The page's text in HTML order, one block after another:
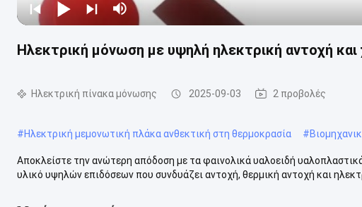
Ηλεκτρική μόνωση με υψηλή ηλεκτρική αντοχή
Ηλεκτρική πίνακα μόνωσης 2025-09-03 2 προβολές
#Ηλεκτρική μεμονωτική πλάκα ανθεκτική στη θερμοκρασία #
Αποκλείστε την ανώτερη απόδοση με τα φαινολικά υαλοειδή
υλικό υψηλών επιδόσεων που συνδυάζει αντοχή, θερμική αντοχή και